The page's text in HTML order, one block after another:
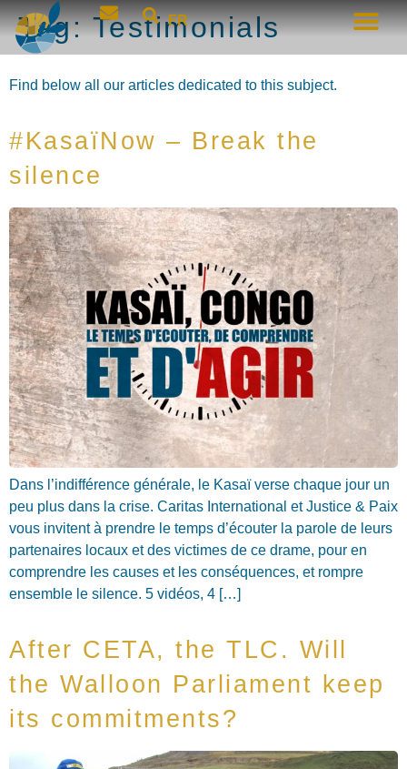
FR
Tag:Testimonials
Find below all our articles dedicated to this subject.
#KasaïNow – Break the
silence
Dans l’indifférence générale, le Kasaï verse chaque jour un
peu plus dans la crise. Caritas International et Justice & Paix
vous invitent à prendre le temps d’écouter la parole de leurs
partenaires locaux et des victimes de ce drame, pour en
comprendre les causes et les conséquences, et rompre
ensemble le silence. 5 vidéos, 4 […]
After CETA, the TLC. Will
the Walloon Parliament keep
its commitments?